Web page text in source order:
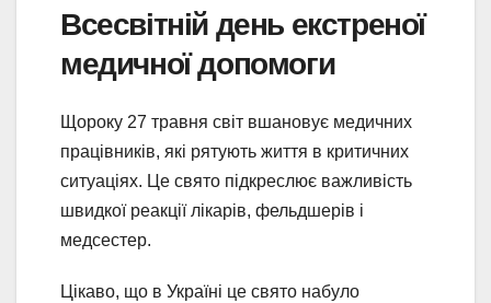
Всесвітній день екстреної
медичної допомоги
Щороку 27 травня світ вшановує медичних
працівників, які рятують життя в критичних
ситуаціях. Це свято підкреслює важливість
швидкої реакції лікарів, фельдшерів і
медсестер.
Цікаво, що в Україні це свято набуло